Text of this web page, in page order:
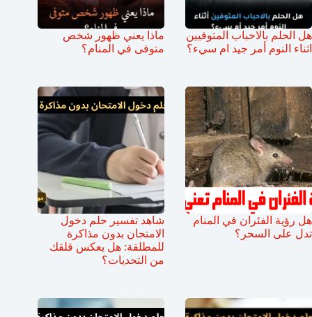
هل الحلم بالاحباب المتوفيين
اثناء النوم أمر جيد ام سيء؟
ماذا يعني ظهور شخص
متوفى في المنام؟
هل رؤية الفئران في المنام
تدل على السحر؟
شاهد تفسير حلم دخول
الامتحان بدون مذاكرة
للمطلقة: هل يعكس قلقك
من التحديات؟